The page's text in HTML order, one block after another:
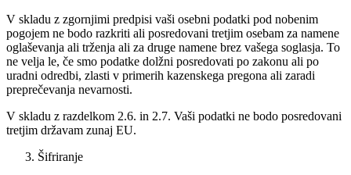
V skladu z zgornjimi predpisi vaši osebni podatki pod nobenim
pogojem ne bodo razkriti ali posredovani tretjim osebam za namene
oglaševanja ali trženja ali za druge namene brez vašega soglasja. To
ne velja le, če smo podatke dolžni posredovati po zakonu ali po
uradni odredbi, zlasti v primerih kazenskega pregona ali zaradi
preprečevanja nevarnosti.
V skladu z razdelkom 2.6. in 2.7. Vaši podatki ne bodo posredovani
tretjim državam zunaj EU.
Šifriranje